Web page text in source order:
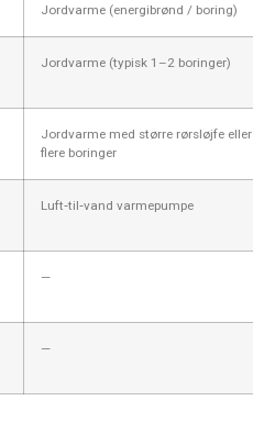
Jordvarme (energi­brønd / boring)
Jordvarme (typisk 1–2 boringer)
Jordvarme med større rørsløjfe eller
flere boringer
Luft‑til‑vand varmepumpe
—
—